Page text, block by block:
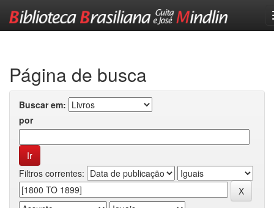
Página de busca
Buscar em:
por
Filtros correntes: